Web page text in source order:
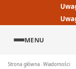
MENU
Strona główna Wiadomości